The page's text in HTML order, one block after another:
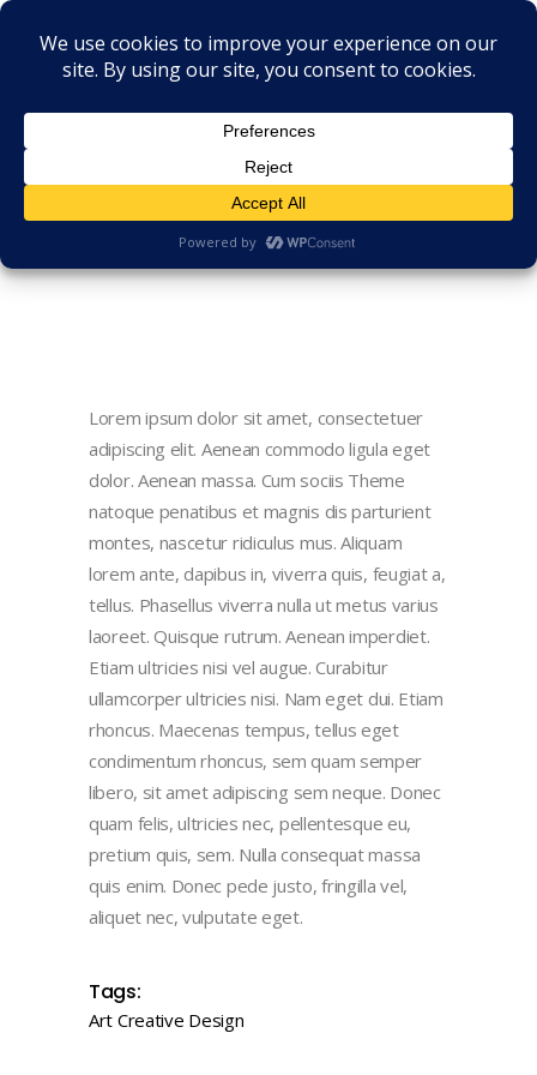
Lorem ipsum dolor sit amet, consectetuer
adipiscing elit. Aenean commodo ligula eget
dolor. Aenean massa. Cum sociis Theme
natoque penatibus et magnis dis parturient
montes, nascetur ridiculus mus. Aliquam
lorem ante, dapibus in, viverra quis, feugiat a,
tellus. Phasellus viverra nulla ut metus varius
laoreet. Quisque rutrum. Aenean imperdiet.
Etiam ultricies nisi vel augue. Curabitur
ullamcorper ultricies nisi. Nam eget dui. Etiam
rhoncus. Maecenas tempus, tellus eget
condimentum rhoncus, sem quam semper
libero, sit amet adipiscing sem neque. Donec
quam felis, ultricies nec, pellentesque eu,
pretium quis, sem. Nulla consequat massa
quis enim. Donec pede justo, fringilla vel,
aliquet nec, vulputate eget.
Tags:
Art Creative Design